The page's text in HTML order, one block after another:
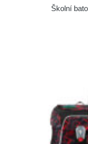
Školní